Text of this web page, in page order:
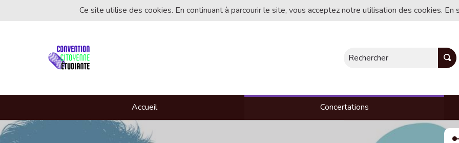
Ce site utilise des cookies. En continuant à parcourir le site, vous acceptez notre utilisation des cookies.
Rechercher
Accueil Concertations